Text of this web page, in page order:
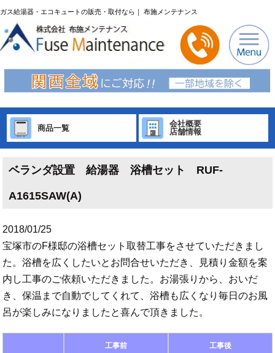
ガス給湯器・エコキュートの販売・取付なら｜ 布施メンテナンス
商品一覧
会社概要
店舗情報
ベランダ設置 給湯器 浴槽セット RUF-
A1615SAW(A)
2018/01/25
宝塚市のF様邸の浴槽セット取替工事をさせていただきまし
た。浴槽を広くしたいとお問合せいただき、見積り金額を案
内し工事のご依頼いただきました。お湯張りから、おいだ
き、保温まで自動でしてくれて、浴槽も広くなり毎日のお風
呂が楽しみになりましたと喜んで頂きました。
工事前 工事後